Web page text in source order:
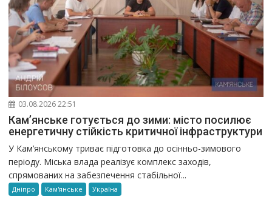
03.08.2026 22:51
Кам’янське готується до зими: місто посилює
енергетичну стійкість критичної інфраструктури
У Кам’янському триває підготовка до осінньо-зимового
періоду. Міська влада реалізує комплекс заходів,
спрямованих на забезпечення стабільної...
Дніпро Кам'янське Україна